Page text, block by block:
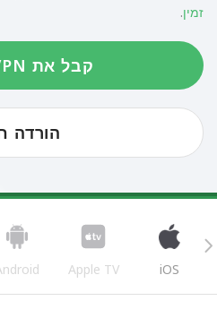
זמין.
קבל את PandaVPN
הורדה
iOS
Apple TV